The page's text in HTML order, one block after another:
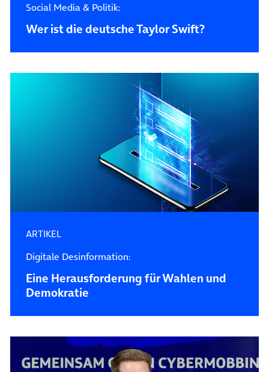
Social Media & Politik:
Wer ist die deutsche Taylor Swift?
ARTIKEL
Digitale Desinformation:
Eine Herausforderung für Wahlen und
Demokratie